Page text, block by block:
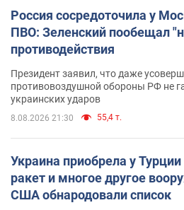
Россия сосредоточила у
ПВО: Зеленский пообещал
противодействия
Президент заявил, что даже
противовоздушной обороны РФ не
украинских ударов
8.08.2026 21:30 55,4 т.
Украина приобрела у
ракет и многое другое
США обнародовали список